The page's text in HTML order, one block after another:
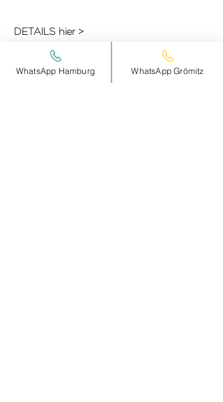
DETAILS hier >
WhatsApp Hamburg WhatsApp Grömitz